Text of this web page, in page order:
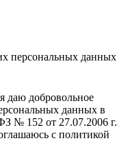
персональных данных
даю добровольное
данных в
№ 152 от 27.07.2006 г.
с политикой